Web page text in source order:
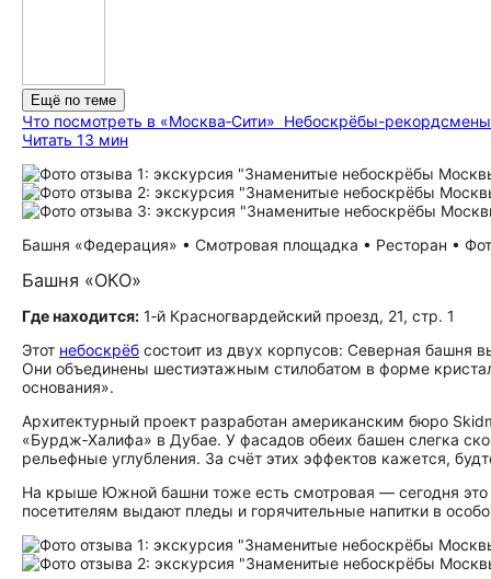
Ещё по теме
Что посмотреть в «Москва‑Сити» Небоскрёбы-
Читать 13 мин
Башня «Федерация» • Смотровая площадка • Ресторан •
Башня «ОКО»
Где находится: 1‑й Красногвардейский проезд, 21, стр. 1
Этот небоскрёб состоит из двух корпусов: Северная
Они объединены шестиэтажным стилобатом в форме
основания».
Архитектурный проект разработан американским бюро
«Бурдж‑Халифа» в Дубае. У фасадов обеих башен слегка
рельефные углубления. За счёт этих эффектов кажется,
На крыше Южной башни тоже есть смотровая — сегодня
посетителям выдают пледы и горячительные напитки в